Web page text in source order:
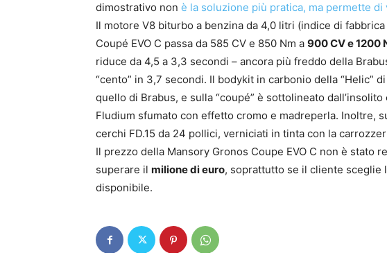
dimostrativo non è la soluzione più pratica, ma permette
Il motore V8 biturbo a benzina da 4,0 litri (indice di
Coupé EVO C passa da 585 CV e 850 Nm a 900 CV e 1200
riduce da 4,5 a 3,3 secondi – ancora più freddo della
“cento” in 3,7 secondi. Il bodykit in carbonio della “Helic”
quello di Brabus, e sulla “coupé” è sottolineato
Fludium sfumato con effetto cromo e madreperla. Inoltre,
cerchi FD.15 da 24 pollici, verniciati in tinta con la
Il prezzo della Mansory Gronos Coupe EVO C non è stato
superare il milione di euro, soprattutto se il cliente sceglie
disponibile.